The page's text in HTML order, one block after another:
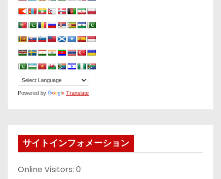
Powered by Translate
サイトインフォメーション
Online Visitors: 0